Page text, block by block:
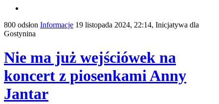
800 odsłon Informacje 19 listopada 2024, 22:14, Inicjatywa dla
Gostynina
Nie ma już wejściówek na
koncert z piosenkami Anny
Jantar